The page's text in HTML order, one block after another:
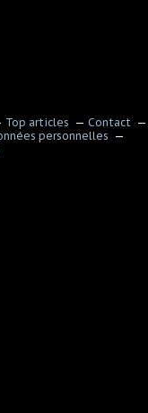
Top articles
Contact
personnelles